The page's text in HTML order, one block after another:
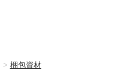
> 梱包資材